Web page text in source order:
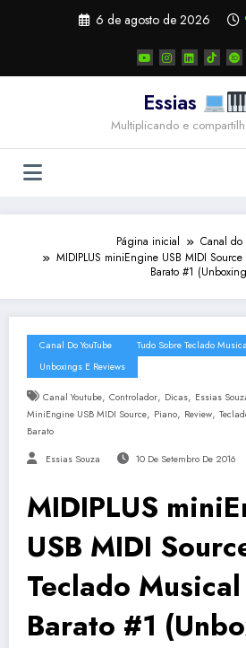
6 de agosto de 2026
Essias
Multiplicando e
Página inicial
Canal do
MIDIPLUS miniEngine USB MIDI
Barato #1
Canal Do YouTube
Tudo Sobre Teclado
Unboxings E Reviews
Canal Youtube, Controlador, Dicas, Essias
MiniEngine USB MIDI Source, Piano, Review,
Barato
Essias Souza 10 De Setembro De 2016
MIDIPLUS
USB MIDI
Teclado
Barato #1